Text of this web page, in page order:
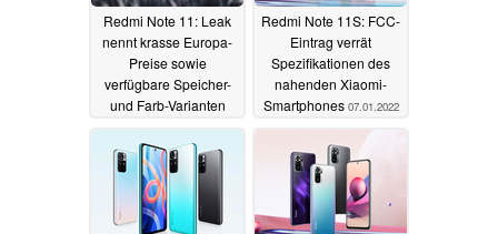
Redmi Note 11: Leak
nennt krasse Europa-
Preise sowie
verfügbare Speicher-
und Farb-Varianten
14.01.2022
Redmi Note 11S: FCC-
Eintrag verrät
Spezifikationen des
nahenden Xiaomi-
Smartphones 07.01.2022